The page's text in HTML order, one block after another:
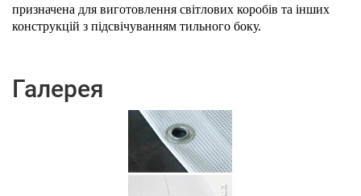
призначена для виготовлення світлових коробів та інших
конструкцій з підсвічуванням тильного боку.
Галерея